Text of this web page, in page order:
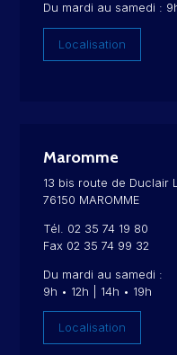
Du mardi au samedi :
Localisation
Maromme
13 bis route de Duclair
76150 MAROMME
Tél. 02 35 74 19 80
Fax 02 35 74 99 32
Du mardi au samedi :
9h • 12h | 14h • 19h
Localisation